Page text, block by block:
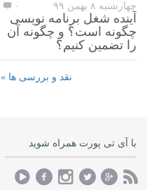
چهارشنبه ۸ بهمن ۹۹ ۰
آینده شغل برنامه نویسی
چگونه است؟ و چگونه آن
را تضمین کنیم؟
نقد و بررسی ها »
با آی تی پورت همراه شوید